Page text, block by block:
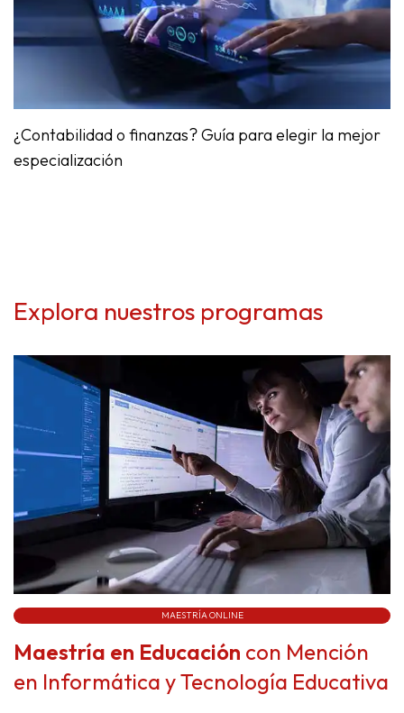
¿Contabilidado finanzas? Guía para elegir la mejor
especialización
Explora nuestros programas
MAESTRÍA ONLINE
Maestría en Educación con Mención
en Informática y Tecnología Educativa